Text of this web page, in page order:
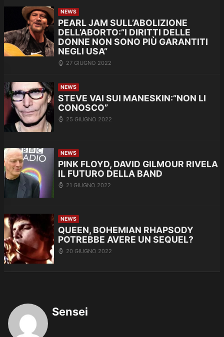
NEWS
PEARL JAM SULL’ABOLIZIONE
DELL’ABORTO:”I DIRITTI DELLE
DONNE NON SONO PIÙ GARANTITI
NEGLI USA”
27 GIUGNO 2022
NEWS
STEVE VAI SUI MANESKIN:”NON LI
CONOSCO”
25 GIUGNO 2022
NEWS
PINK FLOYD, DAVID GILMOUR RIVELA
IL FUTURO DELLA BAND
21 GIUGNO 2022
NEWS
QUEEN, BOHEMIAN RHAPSODY
POTREBBE AVERE UN SEQUEL?
20 GIUGNO 2022
Sensei